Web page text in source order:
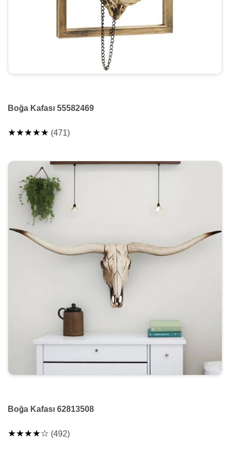
Boğa Kafası 55582469
★★★★★ (471)
Boğa Kafası 62813508
★★★★☆ (492)